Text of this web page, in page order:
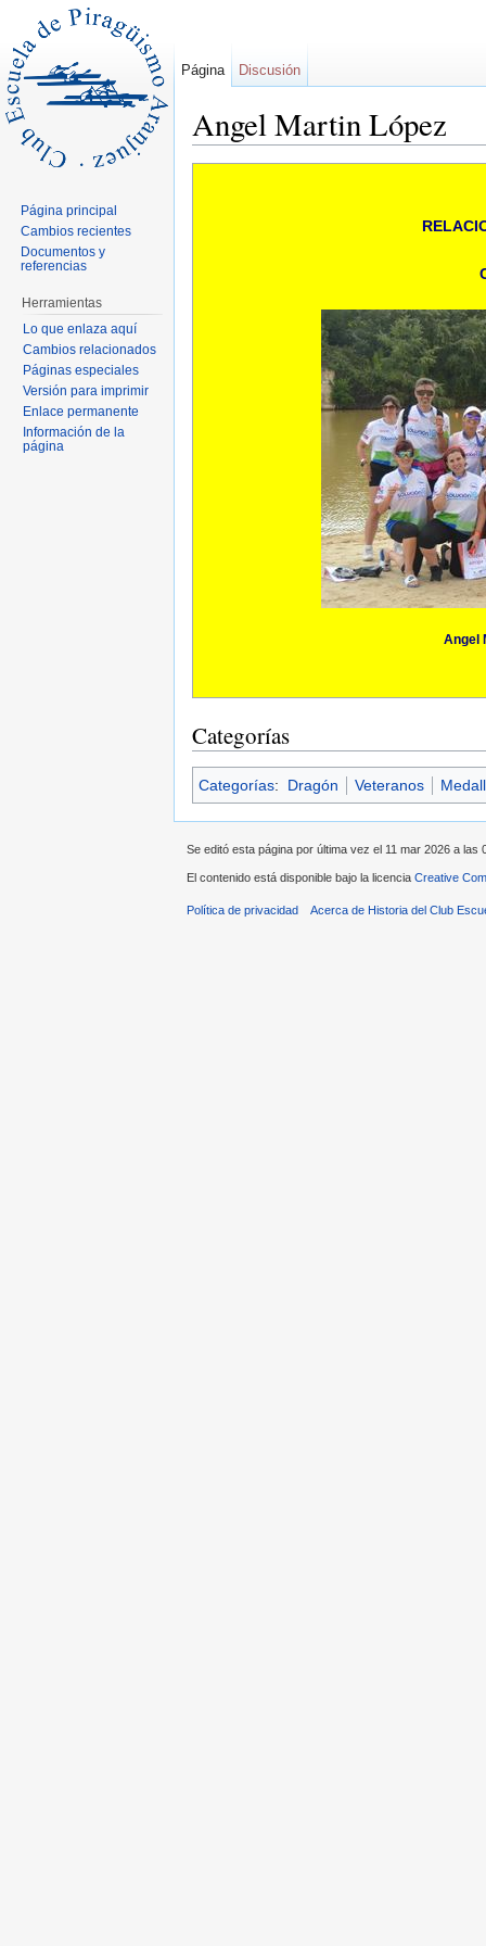
Angel Martin López
Angel
Categorías
Categorías: Dragón Veteranos
Página Discusión
Página principal
Cambios recientes
Documentos y
referencias
Herramientas
Lo que enlaza aquí
Cambios relacionados
Páginas especiales
Versión para imprimir
Enlace permanente
Información de la
página
Se editó esta página por última vez el 11 mar 2026 a las
El contenido está disponible bajo la licencia Creative
Política de privacidad Acerca de Historia del Club